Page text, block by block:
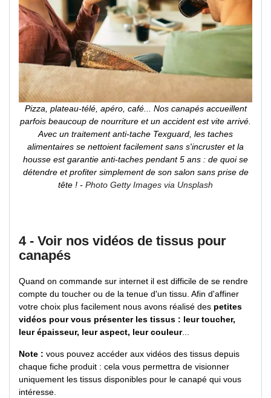
Pizza, plateau-télé, apéro, café... Nos canapés accueillent
parfois beaucoup de nourriture et un accident est vite arrivé.
Avec un traitement anti-tache Texguard, les taches
alimentaires se nettoient facilement sans s'incruster et la
housse est garantie anti-taches pendant 5 ans : de quoi se
détendre et profiter simplement de son salon sans prise de
tête ! - Photo Getty Images via Unsplash
4 - Voir nos vidéos de tissus pour
canapés
Quand on commande sur internet il est difficile de se rendre
compte du toucher ou de la tenue d'un tissu. Afin d'affiner
votre choix plus facilement nous avons réalisé des petites
vidéos pour vous présenter les tissus : leur toucher,
leur épaisseur, leur aspect, leur couleur...
Note : vous pouvez accéder aux vidéos des tissus depuis
chaque fiche produit : cela vous permettra de visionner
uniquement les tissus disponibles pour le canapé qui vous
intéresse.